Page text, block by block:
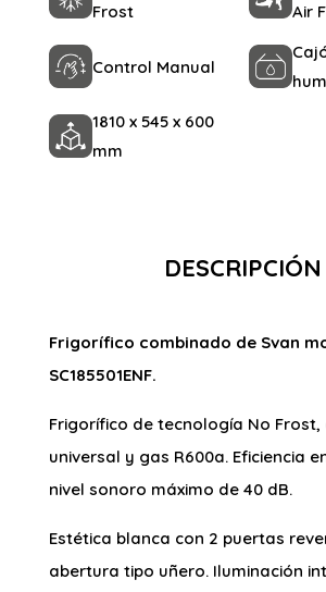
Frost
Air
Control Manual
1810 x 545 x 600
mm
DESCRIPCIÓN
Frigorífico combinado de Svan
SC185501ENF.
Frigorífico de tecnología No
universal y gas R600a. Eficiencia
nivel sonoro máximo de 40 dB.
Estética blanca con 2 puertas
abertura tipo uñero. Iluminación